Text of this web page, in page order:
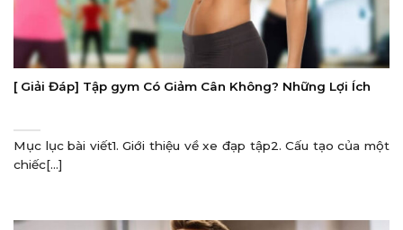
[ Giải Đáp] Tập gym Có Giảm Cân Không? Những Lợi Ích
Mục lục bài viết1. Giới thiệu về xe đạp tập2. Cấu tạo của một
chiếc[...]